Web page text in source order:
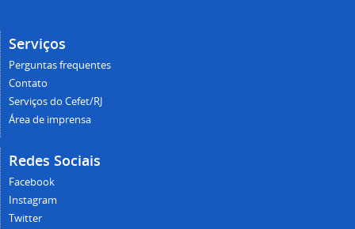
Serviços
Perguntas frequentes
Contato
Serviços do Cefet/RJ
Área de imprensa
Redes Sociais
Facebook
Instagram
Twitter